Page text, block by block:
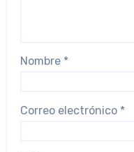
Nombre *
Correo electrónico *